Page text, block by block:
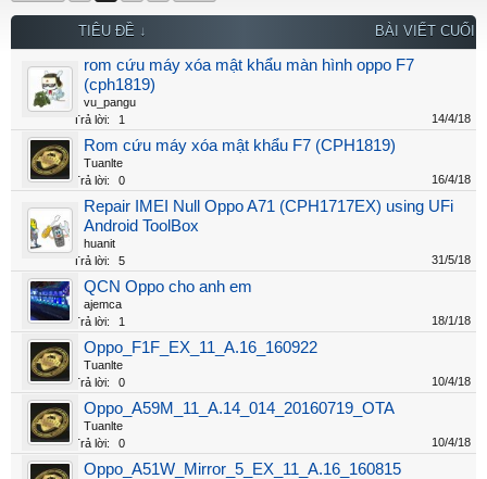
TIÊU ĐỀ ↓ BÀI VIẾT CUỐI
rom cứu máy xóa mật khẩu màn hình oppo F7
(cph1819)
vu_pangu
Trả lời:
1 14/4/18
Rom cứu máy xóa mật khẩu F7 (CPH1819)
Tuanlte
Trả lời:
0 16/4/18
Repair IMEI Null Oppo A71 (CPH1717EX) using UFi
Android ToolBox
huanit
Trả lời:
5 31/5/18
QCN Oppo cho anh em
ajemca
Trả lời:
1 18/1/18
Oppo_F1F_EX_11_A.16_160922
Tuanlte
Trả lời:
0 10/4/18
Oppo_A59M_11_A.14_014_20160719_OTA
Tuanlte
Trả lời:
0 10/4/18
Oppo_A51W_Mirror_5_EX_11_A.16_160815